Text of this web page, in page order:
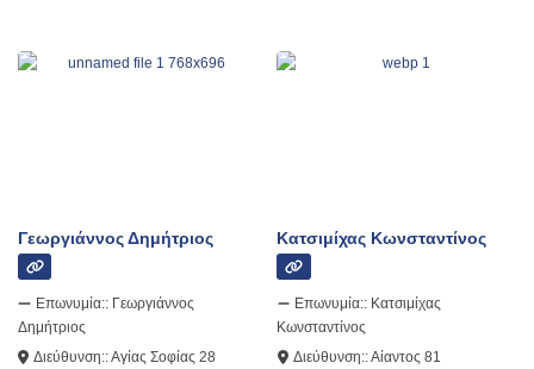
Γεωργιάννος Δημήτριος
Επωνυμία:: Γεωργιάννος
Δημήτριος
Διεύθυνση::Αγίας Σοφίας 28
Κατσιμίχας Κωνσταντίνος
Επωνυμία:: Κατσιμίχας
Κωνσταντίνος
Διεύθυνση::Αίαντος 81